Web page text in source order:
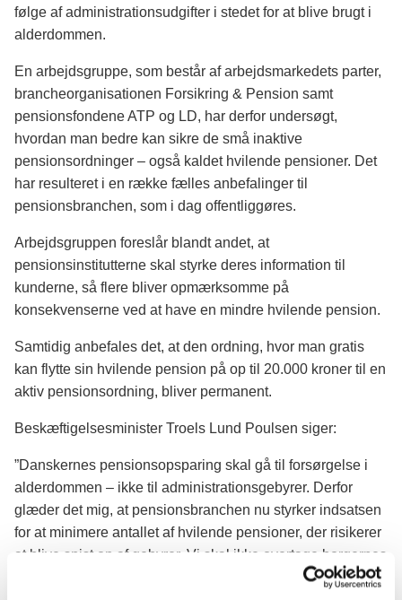
følge af administrationsudgifter i stedet for at blive brugt i
alderdommen.
En arbejdsgruppe, som består af arbejdsmarkedets parter,
brancheorganisationen Forsikring & Pension samt
pensionsfondene ATP og LD, har derfor undersøgt,
hvordan man bedre kan sikre de små inaktive
pensionsordninger – også kaldet hvilende pensioner. Det
har resulteret i en række fælles anbefalinger til
pensionsbranchen, som i dag offentliggøres.
Arbejdsgruppen foreslår blandt andet, at
pensionsinstitutterne skal styrke deres information til
kunderne, så flere bliver opmærksomme på
konsekvenserne ved at have en mindre hvilende pension.
Samtidig anbefales det, at den ordning, hvor man gratis
kan flytte sin hvilende pension på op til 20.000 kroner til en
aktiv pensionsordning, bliver permanent.
Beskæftigelsesminister Troels Lund Poulsen siger:
”Danskernes pensionsopsparing skal gå til forsørgelse i
alderdommen – ikke til administrationsgebyrer. Derfor
glæder det mig, at pensionsbranchen nu styrker indsatsen
for at minimere antallet af hvilende pensioner, der risikerer
at blive spist op af gebyrer. Vi skal ikke overtage borgernes
ansvar for deres egen pension. Men de skal vide, hvad der